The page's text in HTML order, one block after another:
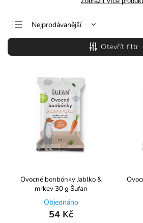
Nejprodávanější
Nejlevnější
Nejdražší
Otevřít filtr
Ovocné bonbónky Jablko &
mrkev 30 g Šufan
Objednáno
54 Kč